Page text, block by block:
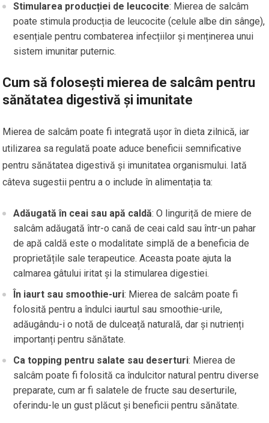
Stimularea producției de leucocite: Mierea de salcâm
poate stimula producția de leucocite (celule albe din sânge),
esențiale pentru combaterea infecțiilor și menținerea unui
sistem imunitar puternic.
Cum să folosești mierea de salcâm pentru
sănătatea digestivă și imunitate
Mierea de salcâm poate fi integrată ușor în dieta zilnică, iar
utilizarea sa regulată poate aduce beneficii semnificative
pentru sănătatea digestivă și imunitatea organismului. Iată
câteva sugestii pentru a o include în alimentația ta:
Adăugată în ceai sau apă caldă: O linguriță de miere de
salcâm adăugată într-o cană de ceai cald sau într-un pahar
de apă caldă este o modalitate simplă de a beneficia de
proprietățile sale terapeutice. Aceasta poate ajuta la
calmarea gâtului iritat și la stimularea digestiei.
În iaurt sau smoothie-uri: Mierea de salcâm poate fi
folosită pentru a îndulci iaurtul sau smoothie-urile,
adăugându-i o notă de dulceață naturală, dar și nutrienți
importanți pentru sănătate.
Ca topping pentru salate sau deserturi: Mierea de
salcâm poate fi folosită ca îndulcitor natural pentru diverse
preparate, cum ar fi salatele de fructe sau deserturile,
oferindu-le un gust plăcut și beneficii pentru sănătate.